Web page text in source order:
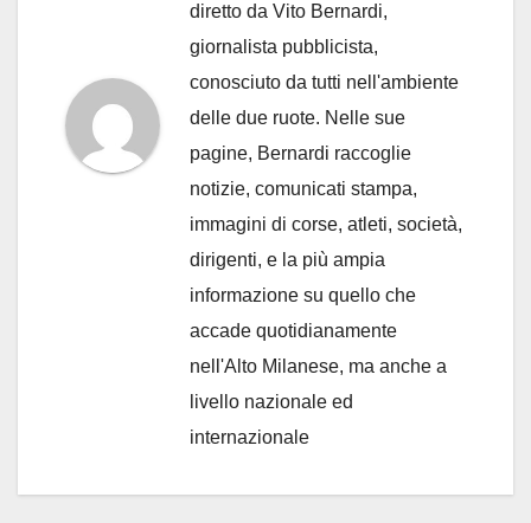
diretto da Vito Bernardi,
giornalista pubblicista,
conosciuto da tutti nell'ambiente
delle due ruote. Nelle sue
pagine, Bernardi raccoglie
notizie, comunicati stampa,
immagini di corse, atleti, società,
dirigenti, e la più ampia
informazione su quello che
accade quotidianamente
nell'Alto Milanese, ma anche a
livello nazionale ed
internazionale